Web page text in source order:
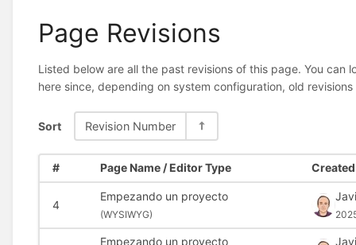
Page Revisions
Listed below are all the past revisions of this page. You
here since, depending on system configuration, old
Sort Revision Number
# Page Name / Editor Type
4
Empezando un proyecto
(WYSIWYG)
Empezando un proyecto